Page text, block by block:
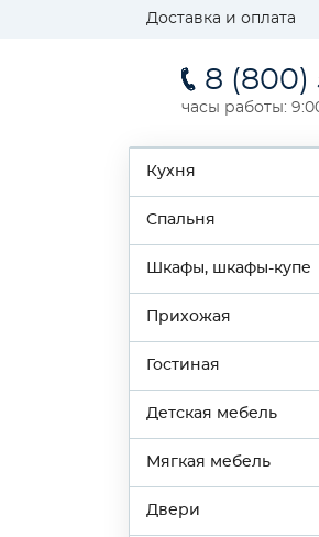
Доставка и оплата
8 (800)
часы работы:
Кухня
Спальня
Шкафы, шкафы-купе
Прихожая
Гостиная
Детская мебель
Мягкая мебель
Двери